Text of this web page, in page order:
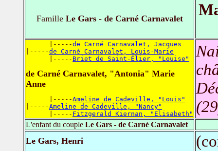
FamilleLe Gars - de Carné Carnavalet
      |-----
de Carné Carnavalet, Jacques
|-----de Carné Carnavalet, Louis-Marie
      |-----
Briet de Saint-Élier, "Louise"
de Carné Carnavalet, "Antonia" Marie
Anne
      |-----
Ameline de Cadeville, "Louis"
|-----Ameline de Cadeville, "Nancy"
      |-----
Fitzgerald Kiernan, "Elisabeth"
L'enfant du couple Le Gars - de Carné Carnavalet
Le Gars, Henri